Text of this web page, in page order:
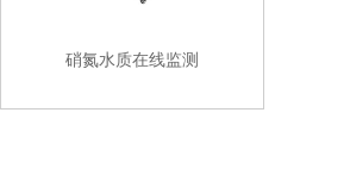
硝氮水质在线监测